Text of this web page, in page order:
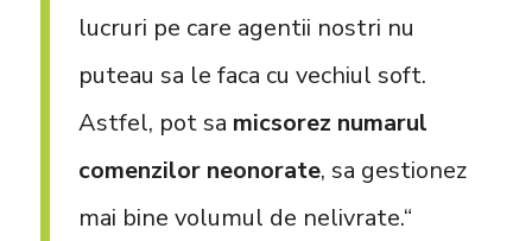
lucruri pe care agentii nostri nu
puteau sa le faca cu vechiul soft.
Astfel, pot sa micsorez numarul
comenzilor neonorate, sa gestionez
mai bine volumul de nelivrate.“